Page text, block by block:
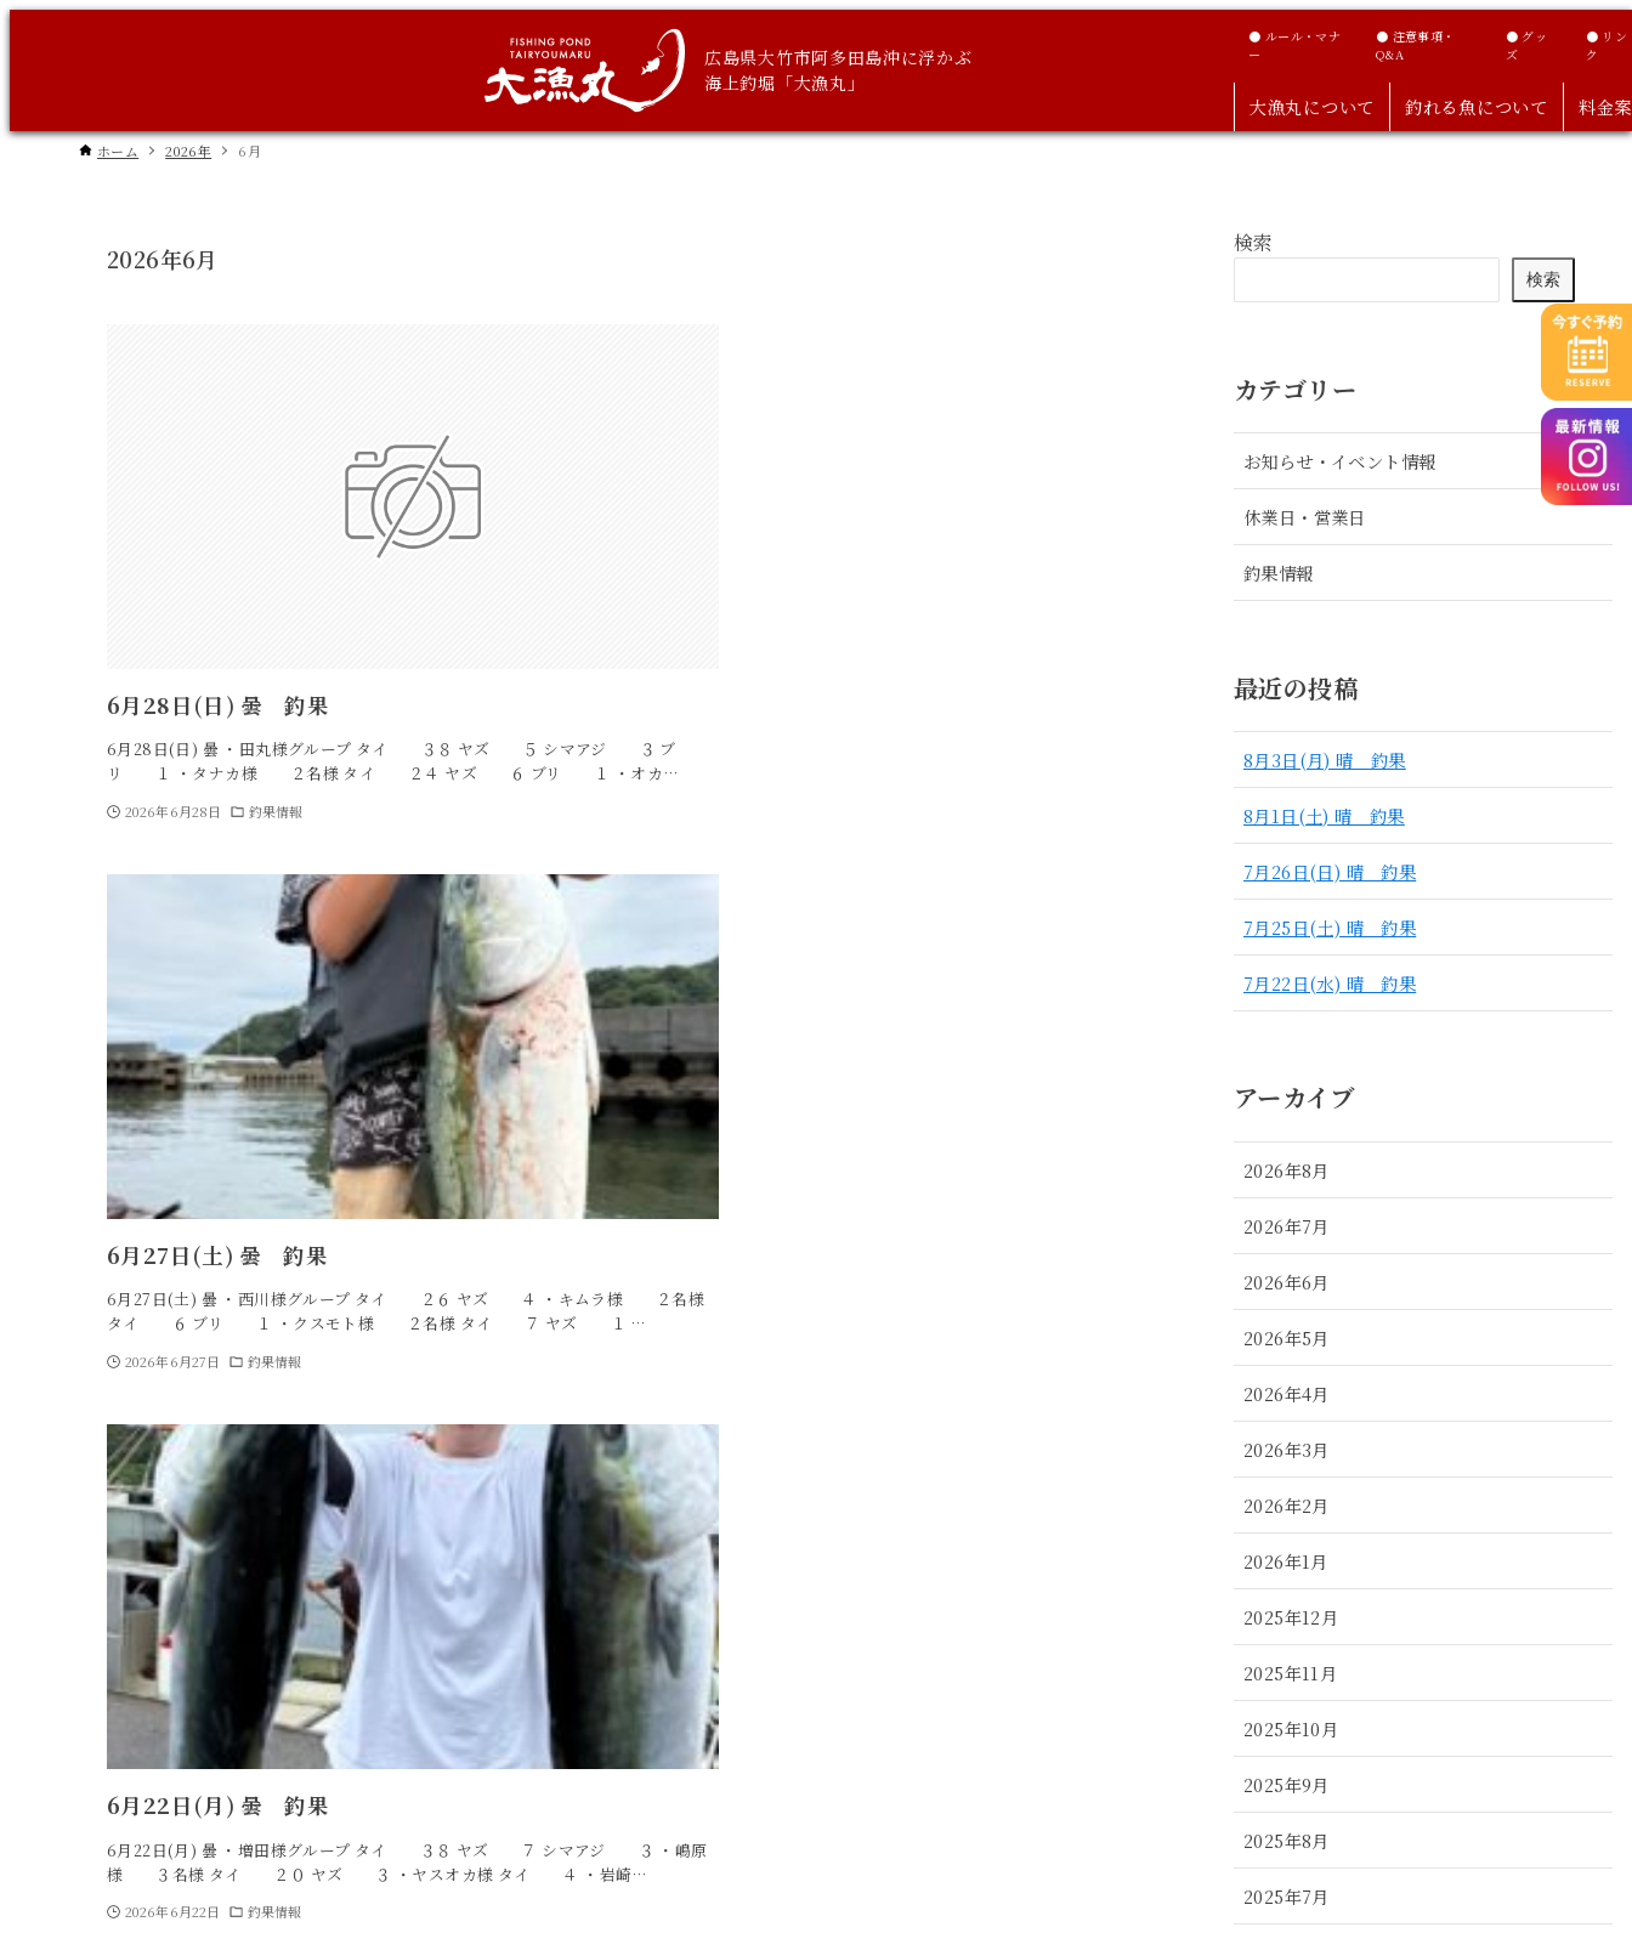
広島県大竹市阿多田島沖に浮かぶ
海上釣堀「大漁丸」
● ルール・マナ
ー
● 注意事項・
Q&A
● グッ
ズ
● リン
ク
大漁丸について 釣れる魚について 料金
ホーム 2026年 6月
2026年6月
6月28日(日) 曇 釣果
6月28日(日) 曇 ・田丸様グループ タイ ３８ ヤズ ５ シマアジ ３ ブ
リ １ ・タナカ様 ２名様 タイ ２４ ヤズ ６ ブリ １ ・オカ…
2026年6月28日 釣果情報
6月27日(土) 曇 釣果
6月27日(土) 曇 ・西川様グループ タイ ２６ ヤズ ４ ・キムラ様 ２名様
タイ ６ ブリ １ ・クスモト様 ２名様 タイ ７ ヤズ １ …
2026年6月27日 釣果情報
6月22日(月) 曇 釣果
6月22日(月) 曇 ・増田様グループ タイ ３８ ヤズ ７ シマアジ ３ ・嶋原
様 ３名様 タイ ２０ ヤズ ３ ・ヤスオカ様 タイ ４ ・岩崎…
2026年6月22日 釣果情報
検索
検索
カテゴリー
お知らせ・イベント情報
休業日・営業日
釣果情報
最近の投稿
8月3日(月) 晴 釣果
8月1日(土) 晴 釣果
7月26日(日) 晴 釣果
7月25日(土) 晴 釣果
7月22日(水) 晴 釣果
アーカイブ
2026年8月
2026年7月
2026年6月
2026年5月
2026年4月
2026年3月
2026年2月
2026年1月
2025年12月
2025年11月
2025年10月
2025年9月
2025年8月
2025年7月